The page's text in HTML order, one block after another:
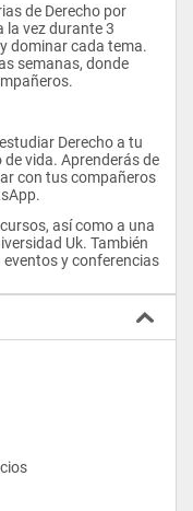
de Derecho por
la vez durante 3
dominar cada tema.
semanas, donde
Derecho a tu
vida. Aprenderás de
con tus compañeros
así como a una
Uk. También
y conferencias
beneficiarte de la
de Uk LAB.
de Abogado
de México, sin